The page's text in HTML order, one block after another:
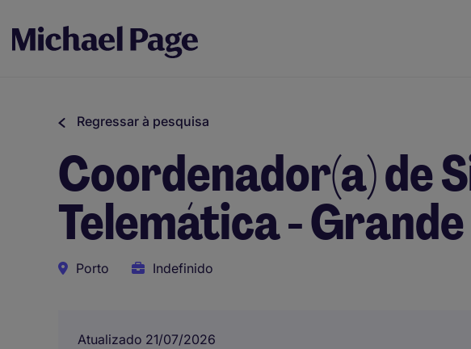
Regressar à pesquisa
Coordenador(a) de
Telemática -
Porto Indefinido
Atualizado 21/07/2026